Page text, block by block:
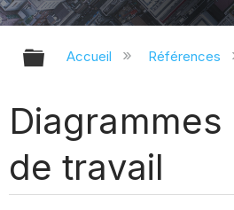
Développer/
Accueil Références
de travail